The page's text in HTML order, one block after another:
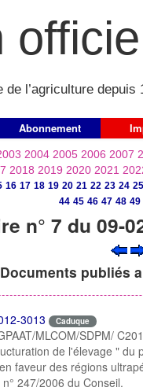
de l’agriculture depuis
Abonnement
2004 2005 2006 2007
2018 2019 2020 2021
16 17 18 19 20 21 22 23 24 25
44 45 46 47 48 49
n° 7 du 09-
Documents publiés
3013
Caduque
MLCOM/SDPM/
de l'élevage " du
faveur des régions
247/2006 du Conseil.